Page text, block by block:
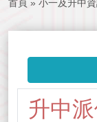
首頁 » 小一及升中
升中